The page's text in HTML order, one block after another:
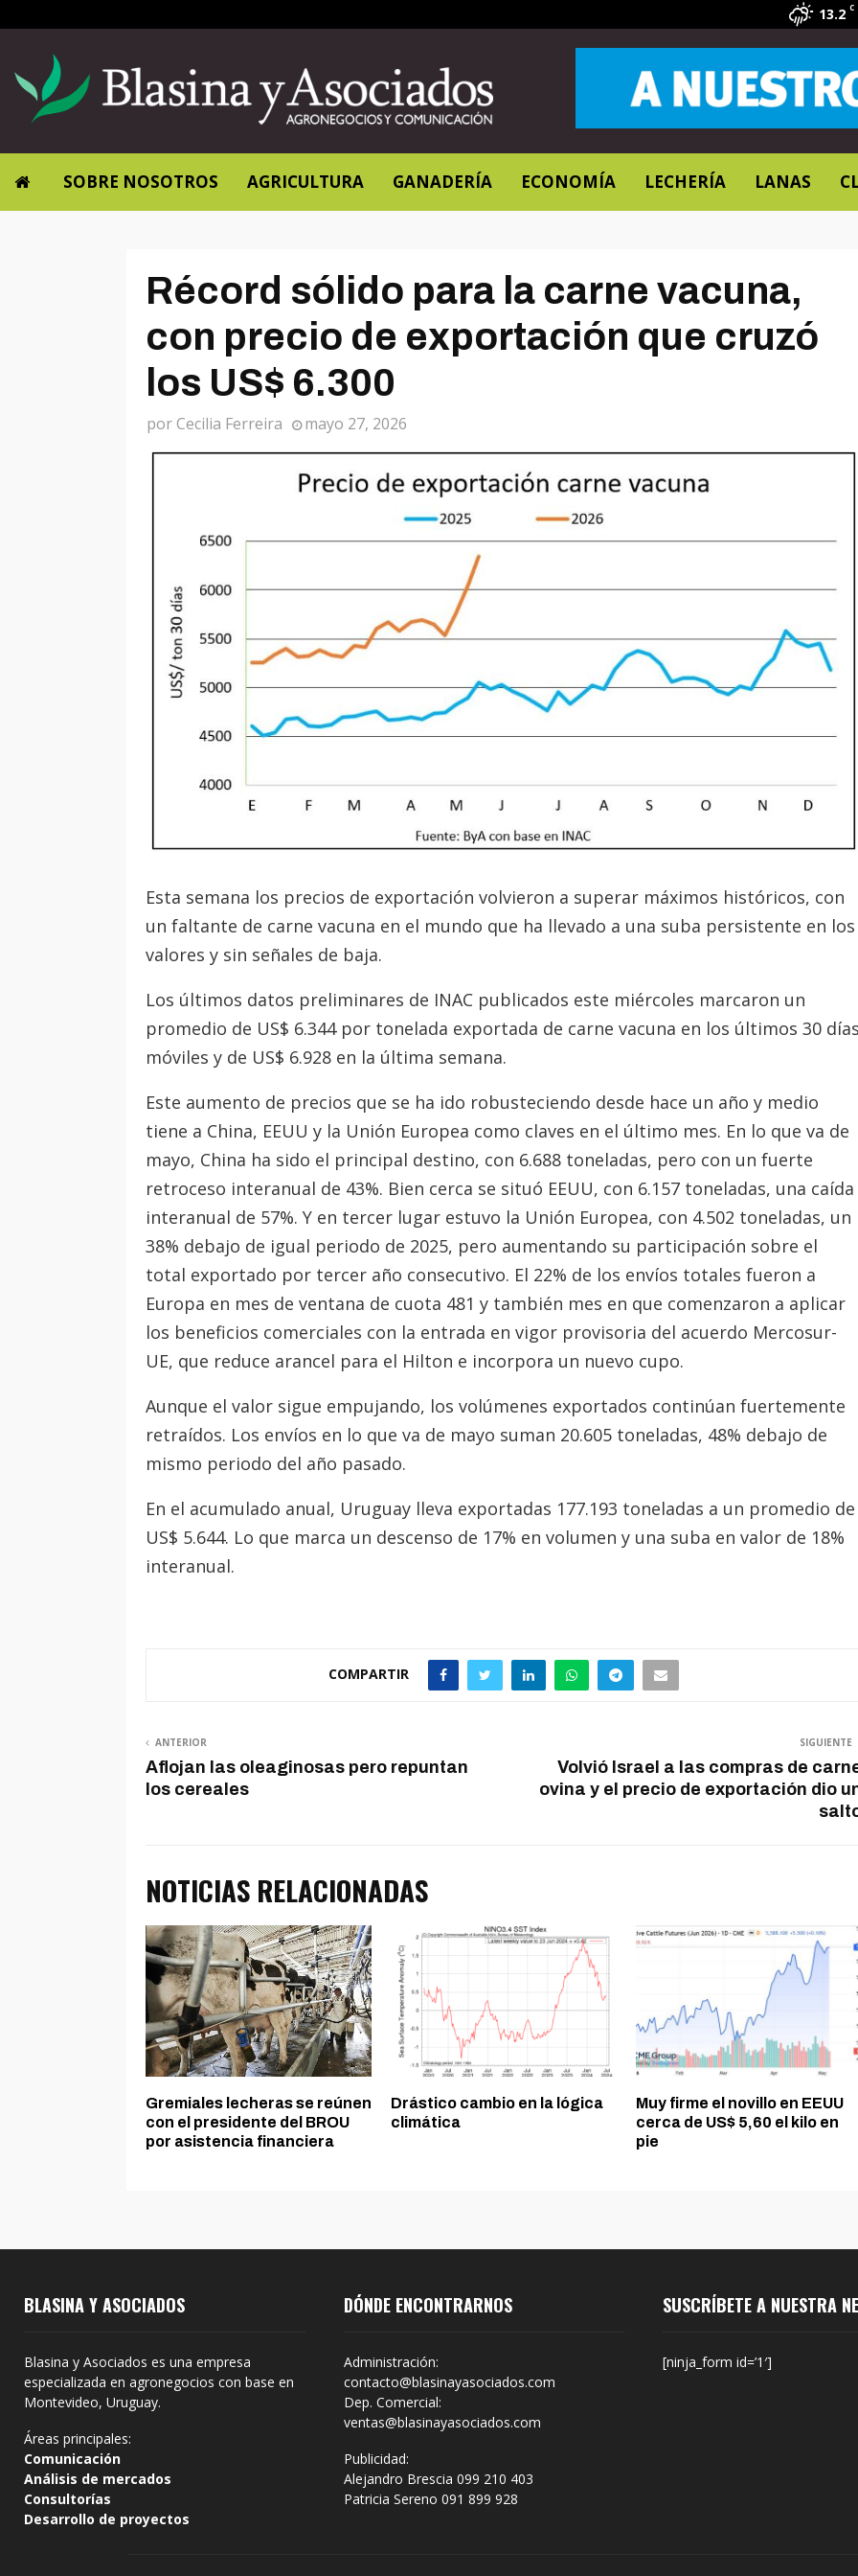
13.2 C
SOBRE NOSOTROS AGRICULTURA GANADERÍA ECONOMÍA LECHERÍA LANAS
Récord sólido para la carne vacuna,
con precio de exportación que cruzó
los US$ 6.300
porCecilia Ferreira mayo 27, 2026
Esta semana los precios de exportación volvieron a superar máximos históricos, con
un faltante de carne vacuna en el mundo que ha llevado a una suba persistente en los
valores y sin señales de baja.
Los últimos datos preliminares de INAC publicados este miércoles marcaron un
promedio de US$ 6.344 por tonelada exportada de carne vacuna en los últimos 30 días
móviles y de US$ 6.928 en la última semana.
Este aumento de precios que se ha ido robusteciendo desde hace un año y medio
tiene a China, EEUU y la Unión Europea como claves en el último mes. En lo que va de
mayo, China ha sido el principal destino, con 6.688 toneladas, pero con un fuerte
retroceso interanual de 43%. Bien cerca se situó EEUU, con 6.157 toneladas, una caída
interanual de 57%. Y en tercer lugar estuvo la Unión Europea, con 4.502 toneladas, un
38% debajo de igual periodo de 2025, pero aumentando su participación sobre el
total exportado por tercer año consecutivo. El 22% de los envíos totales fueron a
Europa en mes de ventana de cuota 481 y también mes en que comenzaron a aplicar
los beneficios comerciales con la entrada en vigor provisoria del acuerdo Mercosur-
UE, que reduce arancel para el Hilton e incorpora un nuevo cupo.
Aunque el valor sigue empujando, los volúmenes exportados continúan fuertemente
retraídos. Los envíos en lo que va de mayo suman 20.605 toneladas, 48% debajo de
mismo periodo del año pasado.
En el acumulado anual, Uruguay lleva exportadas 177.193 toneladas a un promedio de
US$ 5.644. Lo que marca un descenso de 17% en volumen y una suba en valor de 18%
interanual.
COMPARTIR
ANTERIOR
Aflojan las oleaginosas pero repuntan
los cereales
SIGUIENTE
Volvió Israel a las compras de
ovina y el precio de exportación dio
NOTICIAS RELACIONADAS
Gremiales lecheras se reúnen
con el presidente del BROU
por asistencia financiera
Drástico cambio en la lógica
climática
Muy firme el novillo en EEUU
cerca de US$ 5,60 el kilo en
pie
BLASINA Y ASOCIADOS
Blasina y Asociados es una empresa
especializada en agronegocios con base en
Montevideo, Uruguay.
Áreas principales:
Comunicación
Análisis de mercados
Consultorías
Desarrollo de proyectos
DÓNDE ENCONTRARNOS
Administración:
contacto@blasinayasociados.com
Dep. Comercial:
ventas@blasinayasociados.com
Publicidad:
Alejandro Brescia 099 210 403
Patricia Sereno 091 899 928
SUSCRÍBETE A NUESTRA
[ninja_form id=’1′]